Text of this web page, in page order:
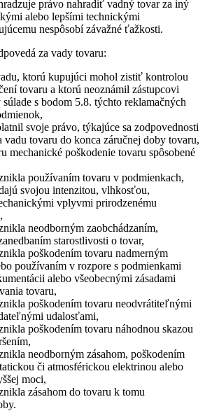
právo nahradiť vadný tovar za iný
alebo lepšími technickými
nespôsobí závažné ťažkosti.
za vady tovaru:
ktorú kupujúci mohol zistiť kontrolou
tovaru a ktorú neoznámil zástupcovi
s bodom 5.8. týchto reklamačných
svoje právo, týkajúce sa zodpovednosti
vadu tovaru do konca záručnej doby tovaru,
mechanické poškodenie tovaru spôsobené
používaním tovaru v podmienkach,
svojou intenzitou, vlhkosťou,
vplyvmi prirodzenému
neodborným zaobchádzaním,
starostlivosti o tovar,
poškodením tovaru nadmerným
používaním v rozpore s podmienkami
alebo všeobecnými zásadami
tovaru,
poškodením tovaru neodvrátiteľnými
udalosťami,
poškodením tovaru náhodnou skazou
neodborným zásahom, poškodením
či atmosférickou elektrinou alebo
moci,
zásahom do tovaru k tomu